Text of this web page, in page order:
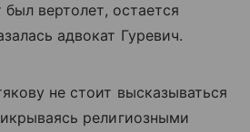
вертолет, остается
адвокат Гуревич.
не стоит высказываться
религиозными